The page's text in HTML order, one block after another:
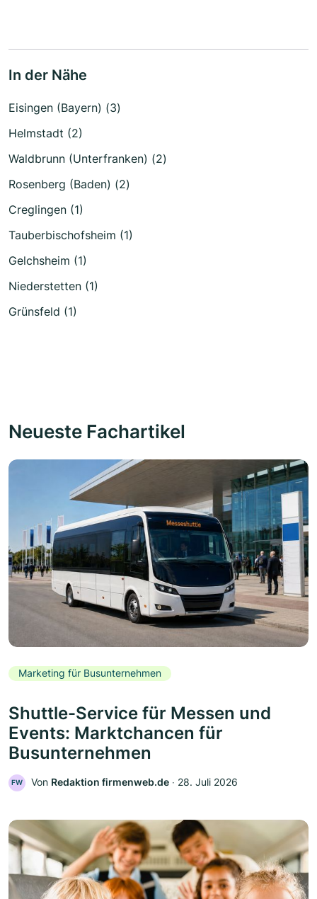
In der Nähe
Eisingen (Bayern) (3)
Helmstadt (2)
Waldbrunn (Unterfranken) (2)
Rosenberg (Baden) (2)
Creglingen (1)
Tauberbischofsheim (1)
Gelchsheim (1)
Niederstetten (1)
Grünsfeld (1)
Neueste Fachartikel
Marketing für Busunternehmen
Shuttle-Service für Messen und
Events: Marktchancen für
Busunternehmen
FW Von Redaktion firmenweb.de ‧ 28. Juli 2026